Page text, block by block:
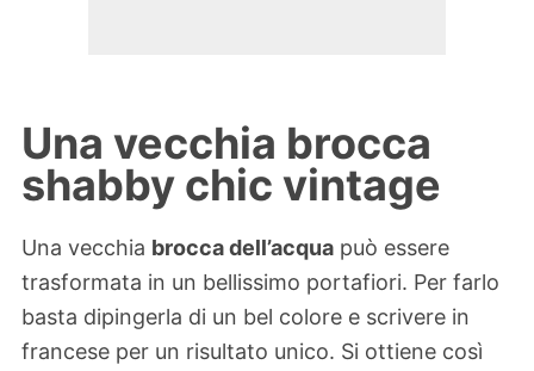
Una vecchia brocca
shabby chic vintage
Una vecchia brocca dell’acqua può essere
trasformata in un bellissimo portafiori. Per farlo
basta dipingerla di un bel colore e scrivere in
francese per un risultato unico. Si ottiene così